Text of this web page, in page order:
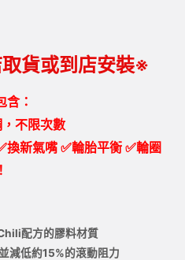
貨或到店安裝※
：
不限次數
換新氣嘴 ✅輪胎平衡 ✅輪圈
配方的膠料材質
減低約15%的滾動阻力